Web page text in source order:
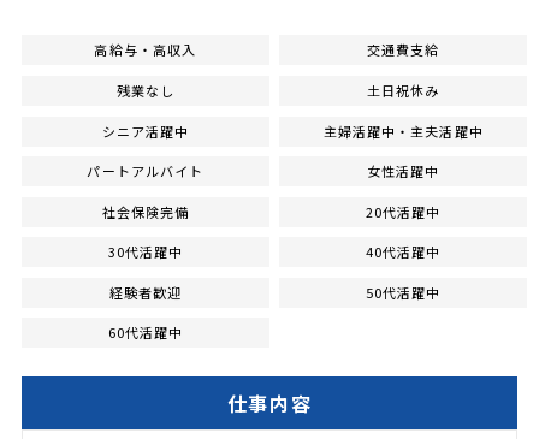
高給与・高収入 交通費支給
残業なし 土日祝休み
シニア活躍中 主婦活躍中・主夫活躍中
パートアルバイト 女性活躍中
社会保険完備 20代活躍中
30代活躍中 40代活躍中
経験者歓迎 50代活躍中
60代活躍中
仕事内容